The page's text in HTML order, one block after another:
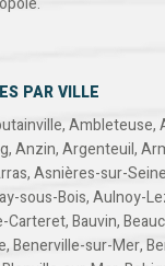
PAR VILLE
,Ambleteuse,
,Anzin,Argenteuil,
,Asnières-sur-Seine
sous-Bois,Aulnoy-
Carteret,Bauvin,
,Benerville-sur-Mer,